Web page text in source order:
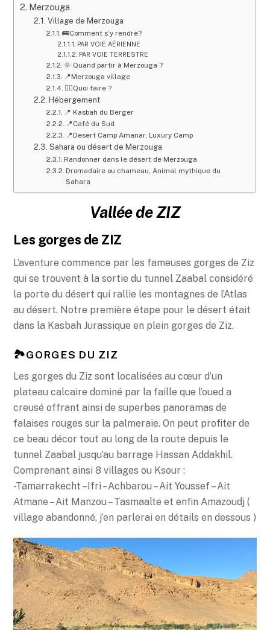
Merzouga
Village de Merzouga
🚌Comment s’y rendre?
PAR VOIE AÉRIENNE
PAR VOIE TERRESTRE
🌞 Quand partir à Merzouga ?
📍Merzouga village
🤸‍♀️Quoi faire ?
Hébergement
📍 Kasbah du Berger
📍Café du Sud
📍Desert Camp Amanar, Luxury Camp
Sahara ou désert de Merzouga
Randonner dans le désert de Merzouga
Dromadaire ou chameau, Animal mythique du
Sahara
Vallée de ZIZ
Les gorges de ZIZ
L’aventure commence par les fameuses gorges de Ziz
qui se trouvent à la sortie du tunnel Zaabal considéré
la porte du désert qui rallie les montagnes de l’Atlas
au désert. Notre première étape pour le désert était
dans la Kasbah Jurassique en plein gorges de Ziz.
🏞GORGES DU ZIZ
Les gorges du Ziz sont localisées au cœur d’un
plateau calcaire dominé par la faille que l’oued a
creusé offrant ainsi de superbes panoramas de
falaises rouges sur la palmeraie. On peut profiter de
ce beau décor tout au long de la route depuis le
tunnel Zaabal jusqu’au barrage Hassan Addakhil.
Comprenant ainsi 8 villages ou Ksour :
-Tamarrakecht –Ifri –Achbarou – Ait Youssef – Ait
Atmane – Ait Manzou – Tasmaalte et enfin Amazoudj (
village abandonné, j’en parlerai en détails en dessous )